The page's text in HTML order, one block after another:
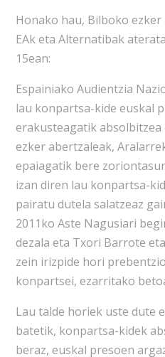
Honako hau, Bilboko
EAk eta Alternatibak
15ean:
Espainiako Audientzia
lau konpartsa-kide euskal
erakusteagatik
ezker abertzaleak,
epaiagatik bere
izan diren lau konpartsa-
pairatu dutela salatzeaz
2011ko Aste Nagusiari
dezala eta Txori Barrote
zein irizpide hori
konpartsei, ezarritako
Lau talde horiek uste dute
batetik, konpartsa-kidek
beraz, euskal presoen